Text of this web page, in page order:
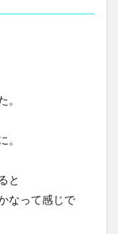
。
。
と
なって感じで